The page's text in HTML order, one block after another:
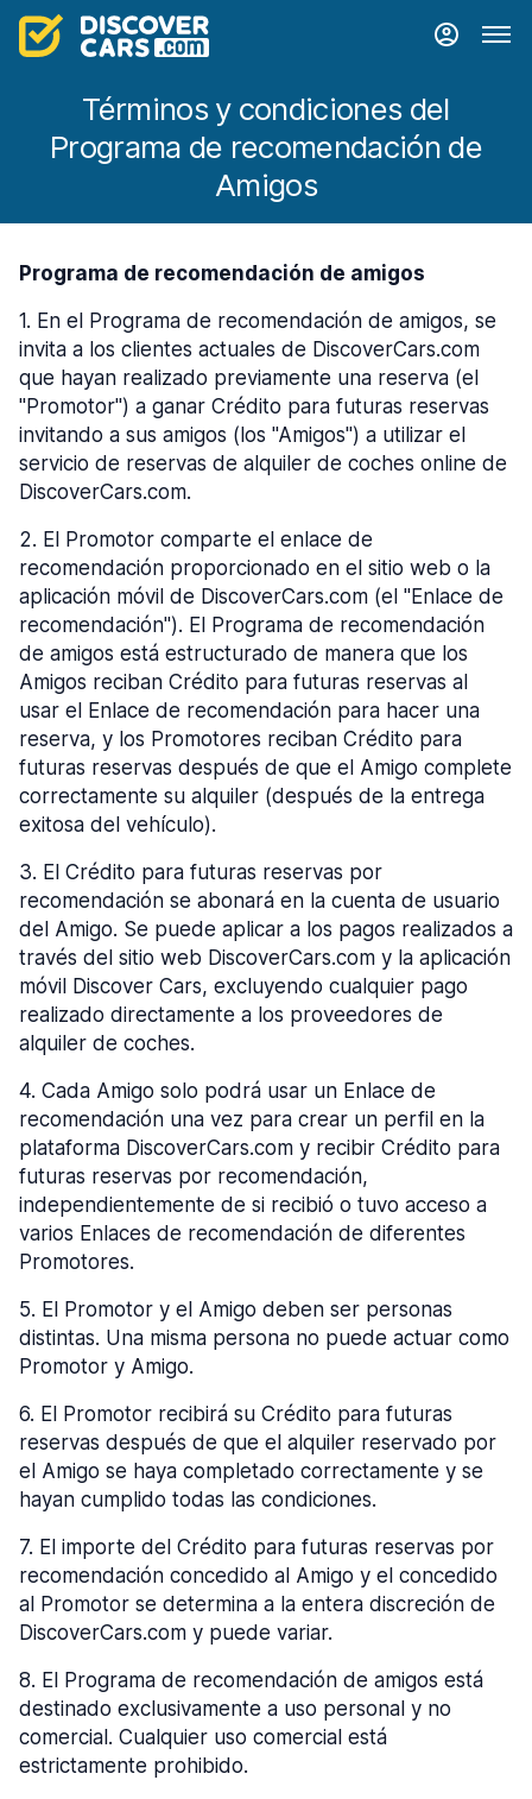
Términos y condiciones del
Programa de recomendación de
Amigos
Programa de recomendación de amigos
1. En el Programa de recomendación de amigos, se
invita a los clientes actuales de DiscoverCars.com
que hayan realizado previamente una reserva (el
"Promotor") a ganar Crédito para futuras reservas
invitando a sus amigos (los "Amigos") a utilizar el
servicio de reservas de alquiler de coches online de
DiscoverCars.com.
2. El Promotor comparte el enlace de
recomendación proporcionado en el sitio web o la
aplicación móvil de DiscoverCars.com (el "Enlace de
recomendación"). El Programa de recomendación
de amigos está estructurado de manera que los
Amigos reciban Crédito para futuras reservas al
usar el Enlace de recomendación para hacer una
reserva, y los Promotores reciban Crédito para
futuras reservas después de que el Amigo complete
correctamente su alquiler (después de la entrega
exitosa del vehículo).
3. El Crédito para futuras reservas por
recomendación se abonará en la cuenta de usuario
del Amigo. Se puede aplicar a los pagos realizados a
través del sitio web DiscoverCars.com y la aplicación
móvil Discover Cars, excluyendo cualquier pago
realizado directamente a los proveedores de
alquiler de coches.
4. Cada Amigo solo podrá usar un Enlace de
recomendación una vez para crear un perfil en la
plataforma DiscoverCars.com y recibir Crédito para
futuras reservas por recomendación,
independientemente de si recibió o tuvo acceso a
varios Enlaces de recomendación de diferentes
Promotores.
5. El Promotor y el Amigo deben ser personas
distintas. Una misma persona no puede actuar como
Promotor y Amigo.
6. El Promotor recibirá su Crédito para futuras
reservas después de que el alquiler reservado por
el Amigo se haya completado correctamente y se
hayan cumplido todas las condiciones.
7. El importe del Crédito para futuras reservas por
recomendación concedido al Amigo y el concedido
al Promotor se determina a la entera discreción de
DiscoverCars.com y puede variar.
8. El Programa de recomendación de amigos está
destinado exclusivamente a uso personal y no
comercial. Cualquier uso comercial está
estrictamente prohibido.